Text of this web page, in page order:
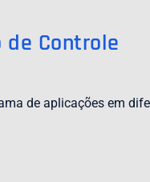
de Controle
de aplicações em